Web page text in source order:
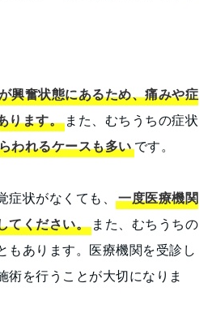
興奮状態にあるため、痛みや症
ります。 また、むちうちの症状
われるケースも多いです。
症状がなくても、一度医療機関
てください。 また、むちうちの
もあります。医療機関を受診し
術を行うことが大切になりま